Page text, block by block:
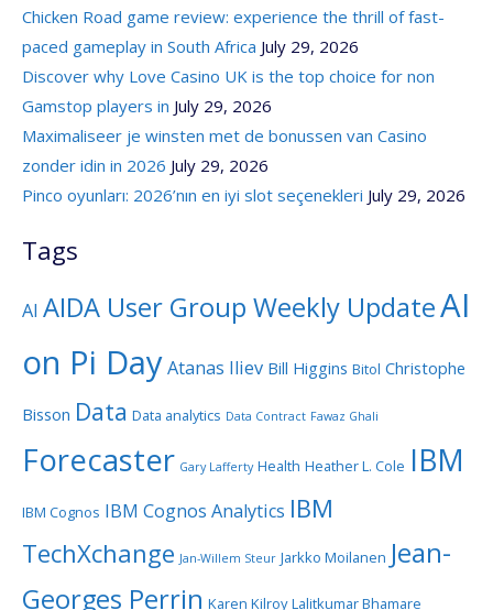
Chicken Road game review: experience the thrill of fast-
paced gameplay in South Africa July 29, 2026
Discover why Love Casino UK is the top choice for non
Gamstop players in July 29, 2026
Maximaliseer je winsten met de bonussen van Casino
zonder idin in 2026 July 29, 2026
Pinco oyunları: 2026’nın en iyi slot seçenekleri July 29, 2026
Tags
AI AIDA User Group Weekly UpdateAI
on Pi DayAtanas Iliev Bill Higgins Bitol Christophe
Bisson Data Data analytics Data Contract Fawaz Ghali
Forecaster Gary Lafferty Health Heather L. Cole IBM
IBM Cognos IBM Cognos Analytics IBM
TechXchange Jan-Willem Steur Jarkko Moilanen Jean-
Georges Perrin Karen Kilroy Lalitkumar Bhamare